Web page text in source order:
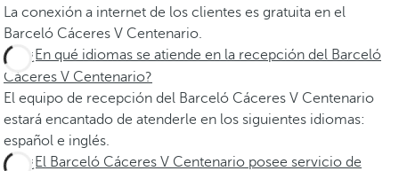
La conexión a internet de los clientes es gratuita en el
Barceló Cáceres V Centenario.
¿En qué idiomas se atiende en la recepción del Barceló
Cáceres V Centenario?
El equipo de recepción del Barceló Cáceres V Centenario
estará encantado de atenderle en los siguientes idiomas:
español e inglés.
¿El Barceló Cáceres V Centenario posee servicio de